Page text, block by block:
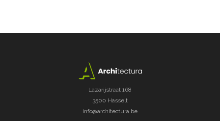
Lazarijstraat 168
3500 Hasselt
info@architectura.be